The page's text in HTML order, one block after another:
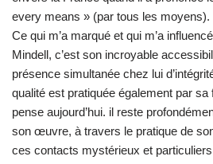
every means » (par tous les moyens).
Ce qui m’a marqué et qui m’a
Mindell, c’est son incroyable
présence simultanée chez lui
qualité est pratiquée également par
pense aujourd’hui. il reste
son œuvre, à travers le pratique de
ces contacts mystérieux et particuliers